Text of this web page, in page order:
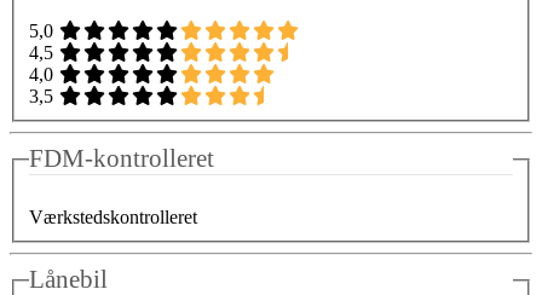
5,0
4,5
4,0
3,5
FDM-kontrolleret
Værkstedskontrolleret
Lånebil